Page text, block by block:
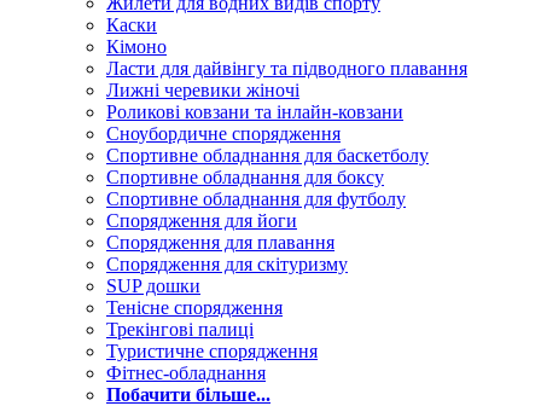
Каски
Кімоно
Ласти для дайвінгу та підводного плавання
Лижні черевики жіночі
Роликові ковзани та інлайн-ковзани
Сноубордичне спорядження
Спортивне обладнання для баскетболу
Спортивне обладнання для боксу
Спортивне обладнання для футболу
Спорядження для йоги
Спорядження для плавання
Спорядження для скітуризму
SUP дошки
Тенісне спорядження
Трекінгові палиці
Туристичне спорядження
Фітнес-обладнання
Побачити більше...